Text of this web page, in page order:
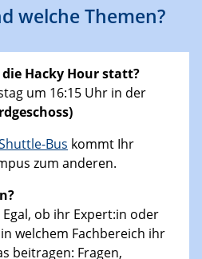
welche Themen?
Hacky Hour statt?
um 16:15 Uhr in der
Bus kommt Ihr
zum anderen.
ob ihr Expert:in oder
welchem Fachbereich ihr
beitragen: Fragen,